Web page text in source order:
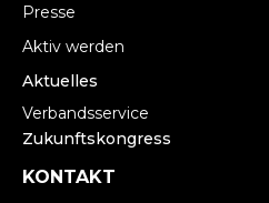
Presse
Aktiv werden
Aktuelles
Verbandsservice
Zukunftskongress
KONTAKT